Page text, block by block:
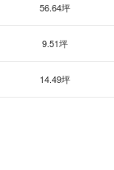
56.64坪
9.51坪
14.49坪